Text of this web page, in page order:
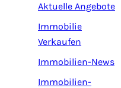
Aktuelle Angebote
Immobilie
Verkaufen
Immobilien-News
Immobilien-